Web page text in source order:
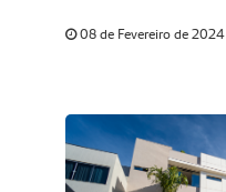
08 de Fevereiro de 2024